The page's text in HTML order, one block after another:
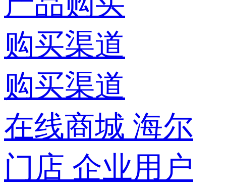
购买渠道
购买渠道
在线商城 海尔
门店 企业用户